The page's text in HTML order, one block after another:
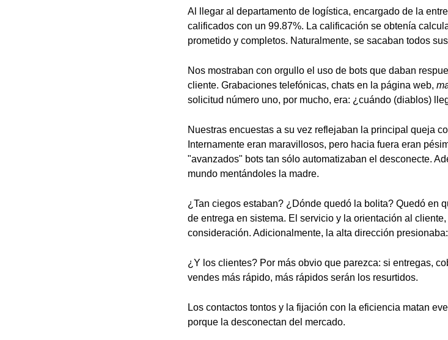
Al llegar al departamento de logística, encargado de la
calificados con un 99.87%. La calificación se obtenía
prometido y completos. Naturalmente, se sacaban todos
Nos mostraban con orgullo el uso de bots que daban
cliente. Grabaciones telefónicas, chats en la página web,
solicitud número uno, por mucho, era: ¿cuándo (diablos)
Nuestras encuestas a su vez reflejaban la principal queja
Internamente eran maravillosos, pero hacia fuera eran
"avanzados" bots tan sólo automatizaban el desconecte.
mundo mentándoles la madre.
¿Tan ciegos estaban? ¿Dónde quedó la bolita? Quedó en
de entrega en sistema. El servicio y la orientación al
consideración. Adicionalmente, la alta dirección
¿Y los clientes? Por más obvio que parezca: si entregas,
vendes más rápido, más rápidos serán los resurtidos.
Los contactos tontos y la fijación con la eficiencia matan
porque la desconectan del mercado.